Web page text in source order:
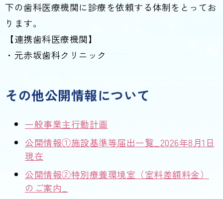
下の歯科医療機関に診療を依頼する体制をとってお
ります。
【連携歯科医療機関】
・元赤坂歯科クリニック
その他公開情報について
一般事業主行動計画
公開情報①施設基準等届出一覧_2026年8月1日
現在
公開情報②特別療養環境室（室料差額料金）
のご案内_